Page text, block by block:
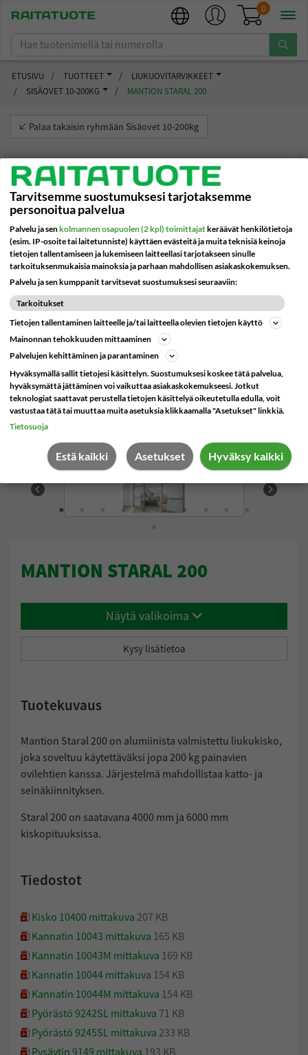
0
ETUSIVU TUOTTEET
LIUKUOVITARVIKKEET
SISÄOVET 10-200KG
MANTION STARAL 200
Palaa takaisin ryhmään Sisäovet 10-200kg
MANTION STARAL 200
Näytä valikoima
Kysy lisätietoa
Tuotekuvaus
Mantion Staral 200 on alumiinista valmistettu liukukisko,
joka soveltuu käytettäväksi jopa 200 kg painavien
ovilehtien kanssa. Järjestelmä mahdollistaa katto- ja
seinäkiinnityksen.
Staral 200 on saatavana 4000 mm ja 6000 mm
kiskopituuksissa.
Tiedostot
Kisko 10400 mittakuva 207 KB
Kannatin 10043 mittakuva 165 KB
Kannatin 10043M mittakuva 169 KB
Kannatin 10044 mittakuva 154 KB
Kannatin 10044M mittakuva 154 KB
Pyörästö 9242SL mittakuva 71 KB
Pyörästö 9245SL mittakuva 233 KB
Pysäytin 9149 mittakuva 193 KB
Saranat
Eclisse-liukuovet
Liukuovitarvikkeet
Lasihelat
Ovensulkimet
Painikkeet ja vetimet
Palotiivisteet
Harjatiivisteet
Tiivisteprofiilit
Nukkaharjatiivisteet
Tiivistekynnykset
Sormisuojat
Viking Arm
Patterinsuojus
Pilarisuoja
Alumiiniprofiilin saranat
Hitsattavat
Jousisaranat
Lasiovensaranat
Lehtisaranat
Pianosaranat
Piilosaranat
Pivot saranat
Sähkösaranat
Sisäovet 10-200kg
Varasto- ja
Varasto- ja
teollisuusovet 400-
3000kg
Tiivistysratkaisut
Saranat
Suihkuhelat
Liukukiskotarvikkeet
Vetimet
Tiivistekynnykset
lasiovelle
Eclisse-oviratkaisut
Sormisuojat estävät
Automaattiovien sormisuojaus
Palotiivisteet hillitsevät palon
etenemistä
Ota yhteyttä
Meistä
Valmistajat
Ajankohtaista
Tarvitsemme suostumuksesi tarjotaksemme
personoitua palvelua
Palvelu ja senkolmannen osapuolen (2 kpl) toimittajatkeräävät henkilötietoja
(esim. IP-osoite tai laitetunniste) käyttäen evästeitä ja muita teknisiä keinoja
tietojen tallentamiseen ja lukemiseen laitteellasi tarjotakseen sinulle
tarkoituksenmukaisia mainoksia ja parhaan mahdollisen asiakaskokemuksen.
Palvelu ja sen kumppanit tarvitsevat suostumuksesi seuraaviin:
Tarkoitukset
Tietojen tallentaminen laitteelle ja/tai laitteella olevien tietojen käyttö
Mainonnan tehokkuuden mittaaminen
Palvelujen kehittäminen ja parantaminen
Hyväksymällä sallit tietojesi käsittelyn. Suostumuksesi koskee tätä palvelua,
hyväksymättä jättäminen voi vaikuttaa asiakaskokemukseesi. Jotkut
teknologiat saattavat perustella tietojen käsittelyä oikeutetulla edulla, voit
vastustaa tätä tai muuttaa muita asetuksia klikkaamalla "Asetukset" linkkiä.
Tietosuoja
Estä kaikki Asetukset Hyväksy kaikki